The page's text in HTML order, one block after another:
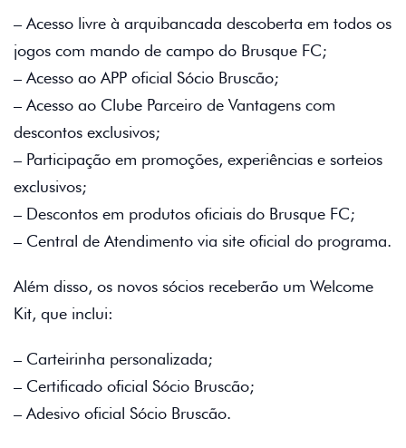
– Acesso livre à arquibancada descoberta em todos os
jogos com mando de campo do Brusque FC;
– Acesso ao APP oficial Sócio Bruscão;
– Acesso ao Clube Parceiro de Vantagens com
descontos exclusivos;
– Participação em promoções, experiências e sorteios
exclusivos;
– Descontos em produtos oficiais do Brusque FC;
– Central de Atendimento via site oficial do programa.
Além disso, os novos sócios receberão um Welcome
Kit, que inclui:
– Carteirinha personalizada;
– Certificado oficial Sócio Bruscão;
– Adesivo oficial Sócio Bruscão.